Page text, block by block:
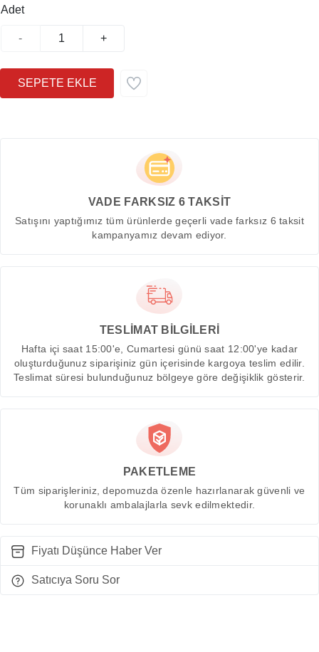
Adet
- +
VADE FARKSIZ 6 TAKSİT
Satışını yaptığımız tüm ürünlerde geçerli vade farksız 6 taksit
kampanyamız devam ediyor.
TESLİMAT BİLGİLERİ
Hafta içi saat 15:00'e, Cumartesi günü saat 12:00'ye kadar
oluşturduğunuz siparişiniz gün içerisinde kargoya teslim edilir.
Teslimat süresi bulunduğunuz bölgeye göre değişiklik gösterir.
PAKETLEME
Tüm siparişleriniz, depomuzda özenle hazırlanarak güvenli ve
korunaklı ambalajlarla sevk edilmektedir.
Fiyatı Düşünce Haber Ver
Satıcıya Soru Sor